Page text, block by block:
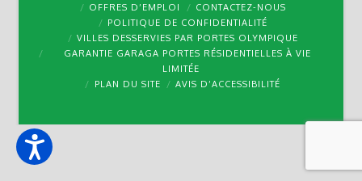
OFFRES D’EMPLOI
CONTACTEZ-NOUS
POLITIQUE DE CONFIDENTIALITÉ
VILLES DESSERVIES PAR PORTES OLYMPIQUE
GARANTIE GARAGA PORTES RÉSIDENTIELLES À VIE
LIMITÉE
PLAN DU SITE
AVIS D’ACCESSIBILITÉ